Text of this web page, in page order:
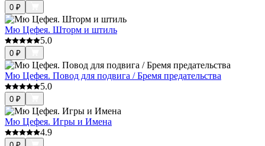
0 ₽
Мю Цефея. Шторм и штиль
5.0
0 ₽
Мю Цефея. Повод для подвига / Бремя предательства
5.0
0 ₽
Мю Цефея. Игры и Имена
4.9